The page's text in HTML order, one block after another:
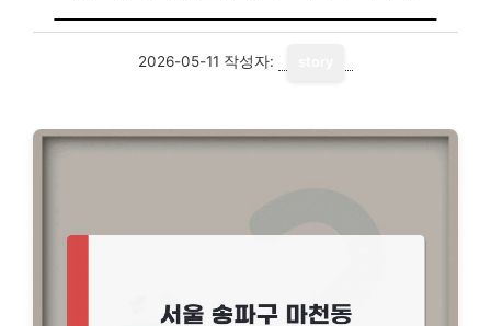
2026-05-11 작성자: